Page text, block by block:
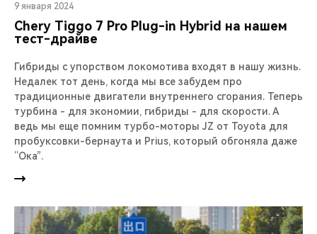
9 января 2024
Chery Тiggo 7 Pro Plug-in Hybrid на нашем
тест-драйве
Гибриды с упорством локомотива входят в нашу жизнь.
Недалек тот день, когда мы все забудем про
традиционные двигатели внутреннего сгорания. Теперь
турбина - для экономии, гибриды - для скорости. А
ведь мы еще помним турбо-моторы JZ от Toyota для
пробуксовки-бернаута и Prius, который обгоняла даже
“Ока”.